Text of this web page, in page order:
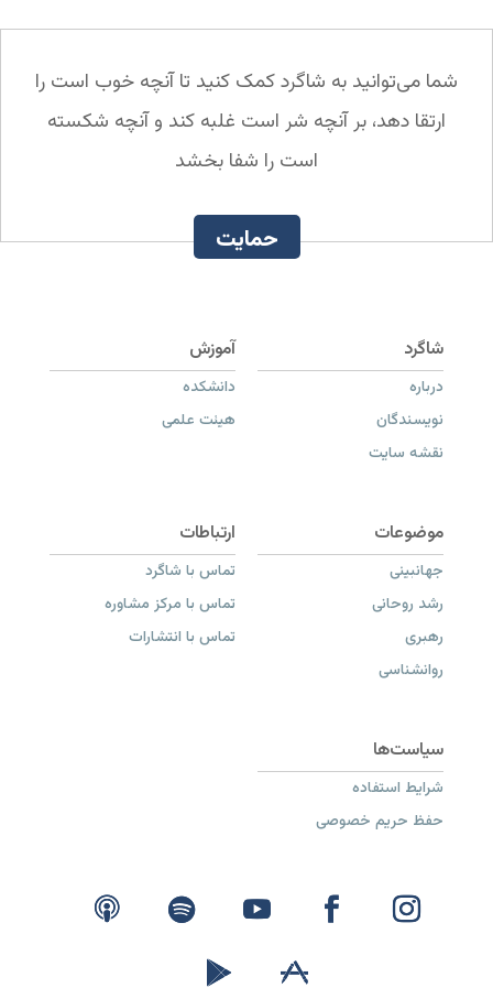
شما می‌توانید به شاگرد کمک کنید تا آنچه خوب است را
ارتقا دهد، بر آنچه شر است غلبه کند و آنچه شکسته
است را شفا بخشد
حمایت
درباره
نویسندگان
نقشه سایت
دانشکده
هیئت علمی
جهانبینی
رشد روحانی
رهبری
روانشناسی
تماس با شاگرد
تماس با مرکز مشاوره
تماس با انتشارات
شرایط استفاده
حفظ حریم خصوصی